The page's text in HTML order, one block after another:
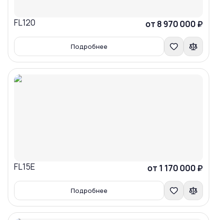
FL120 от 8 970 000 ₽
Подробнее
Сравнить
FL15E от 1 170 000 ₽
Подробнее
Сравнить